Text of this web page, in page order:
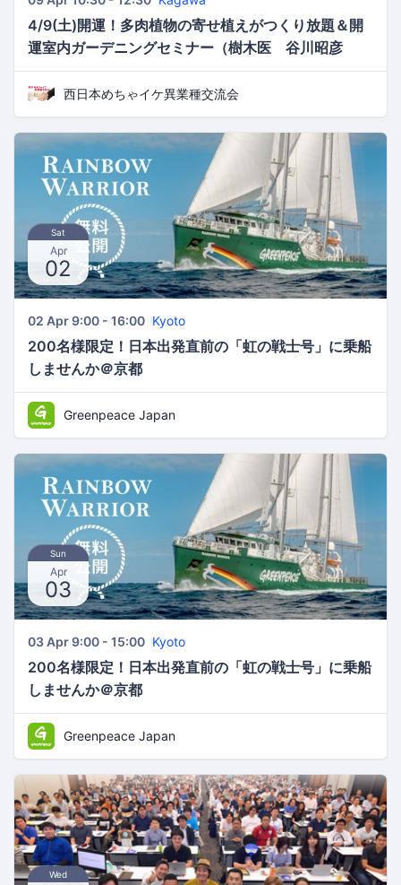
4/9(土)開運！多肉植物の寄せ植えがつくり放題＆開
運室内ガーデニングセミナー（樹木医 谷川昭彦
氏）』【第64回西日本めちゃイケ異業種交流会】
西日本めちゃイケ異業種交流会
Sat
Apr
02
02 Apr 9:00 - 16:00 Kyoto
200名様限定！日本出発直前の「虹の戦士号」に乗船
しませんか＠京都
Greenpeace Japan
Sun
Apr
03
03 Apr 9:00 - 15:00 Kyoto
200名様限定！日本出発直前の「虹の戦士号」に乗船
しませんか＠京都
Greenpeace Japan
Wed